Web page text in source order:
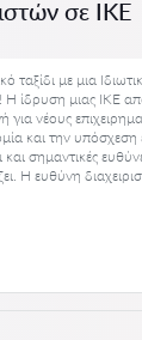
σε ΙΚΕ
ταξίδι με μια
ίδρυση μιας ΙΚΕ
για νέους
και την υπόσχεση
και σημαντικές
Η ευθύνη